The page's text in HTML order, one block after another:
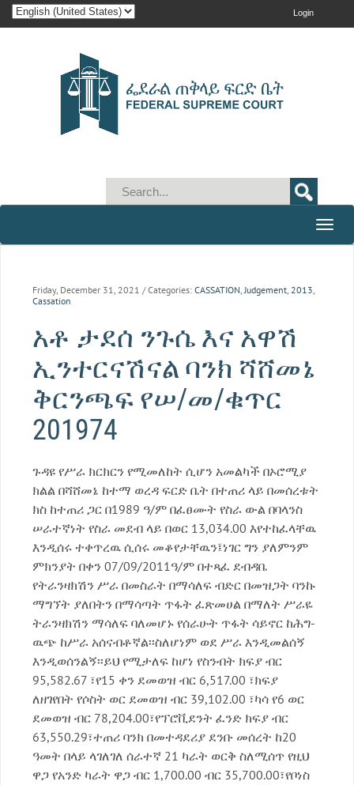
Login
Toggle
Friday, December 31, 2021 / Categories: CASSATION,Judgement, 2013,
Cassation
አቶ ታደሰ ንጉሴ እና አዋሽ
ኢንተርናሽናል ባንክ ሻሸመኔ
ቅርንጫፍ የሠ/መ/ቁጥር
201974
ጉዳዩ የሥራ ክርክርን የሚመለከት ሲሆን አመልካች በኦሮሚያ
ክልል በሻሸመኔ ከተማ ወረዳ ፍርድ ቤት በተጠሪ ላይ በመሰረቱት
ክስ ከተጠሪ ጋር በ1989 ዓ/ም በፈፀሙት የስራ ውል በባላንስ
ሠራተኛነት የስራ መደብ ላይ በወር 13,034.00 እየተከፈላቸዉ
እንዲሰሩ ተቀጥረዉ ሲሰሩ መቆየታቸዉን፤ነገር ግን ያለምንም
ምክንያት በቀን 07/09/2011ዓ/ም በተጻፈ ደብዳቤ
የትራንዛክሽን ሥራ በመስራት በማሳለፍ ብድር በመዝጋት ባንኩ
ማግኘት ያለበትን በማሳጣት ጥፋት ፈጽመሀል በማለት ሥራዬ
ትራንዛክሽን ማሳለፍ ባለመሆኑ የሰራሁት ጥፋት ሳይኖር ከሕግ-
ዉጭ ከሥራ አሰናብቶኛል፡፡ስለሆነም ወደ ሥራ እንዲመልሰኝ
እንዲወሰንልኝ፡፡ይህ የሚታለፍ ከሆነ የስንብት ክፍያ ብር
95,582.67 ፣የ15 ቀን ደመወዝ ብር 6,517.00 ፣ክፍያ
ለዘገየበት የሶስት ወር ደመወዝ ብር 39,102.00 ፣ካሳ የ6 ወር
ደመወዝ ብር 78,204.00፣የፕሮቪደንት ፈንድ ክፍያ ብር
63,550.29፣ተጠሪ ባንክ በመተዳደሪያ ደንቡ መሰረት ከ20
ዓመት በላይ ላገለገለ ሰራተኛ 21 ካራት ወርቅ ስለሚሰጥ የዚህ
ዋጋ የአንድ ካራት ዋጋ ብር 1,700.00 ብር 35,700.00፣የቦነስ